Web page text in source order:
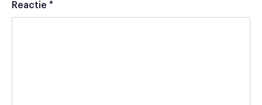
Reactie *